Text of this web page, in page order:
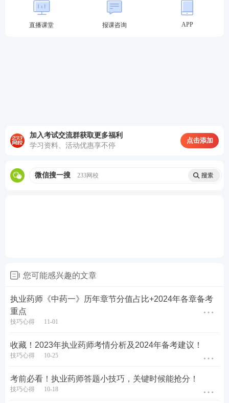
福建(福
州、省直)
四川(乐
山)
3月20日至3月2
4日
陕西
汉）
甘肃
江西(萍乡)
3月17日至3月26
日
师“药事管理与法规”和“药学
(中药学)综合知识与技能”两个
准考证打印流程：
直播课堂 报课咨询 APP
加入考试交流群获取更多福利
学习资料、活动优惠享不停
点击添加
微信搜一搜 233网校
您可能感兴趣的文章
执业药师《中药一》历年章节分值占比+2024年各章备考
重点
技巧心得 11-01
收藏！2023年执业药师考情分析及2024年备考建议！
技巧心得 10-25
考前必看！执业药师答题小技巧，关键时候能抢分！
技巧心得 10-18